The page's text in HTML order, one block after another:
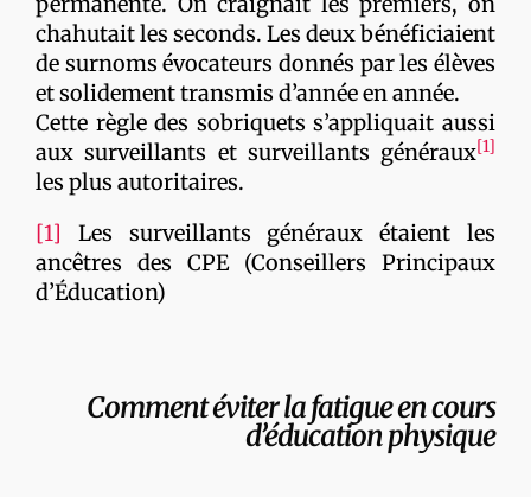
chahutait les seconds. Les deux bénéficiaient
de surnoms évocateurs donnés par les élèves
et solidement transmis d’année en année.
Cette règle des sobriquets s’appliquait aussi
aux surveillants et surveillants généraux[1]
les plus autoritaires.
[1] Les surveillants généraux étaient les
ancêtres des CPE (Conseillers Principaux
d’Éducation)
Comment éviter la fatigue en cours
d’éducation physique